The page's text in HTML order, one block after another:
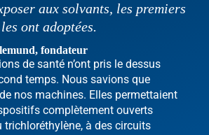
aux solvants, les premiers
ont adoptées.
fondateur
de santé n’ont pris le dessus
temps. Nous savions que
nos machines. Elles permettaient
complètement ouverts
à des circuits